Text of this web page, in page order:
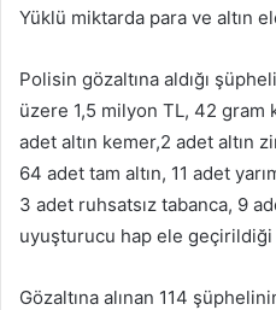
Yüklü miktarda para ve altın
Polisin gözaltına aldığı
üzere 1,5 milyon TL, 42 gram
adet altın kemer,2 adet altın
64 adet tam altın, 11 adet
3 adet ruhsatsız tabanca, 9
uyuşturucu hap ele
Gözaltına alınan 114